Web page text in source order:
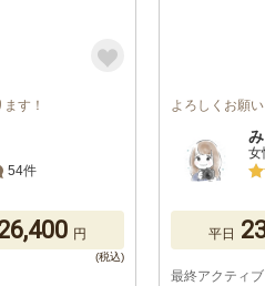
す！
54件
円
よろしくお願
女
平日
最終アクティ